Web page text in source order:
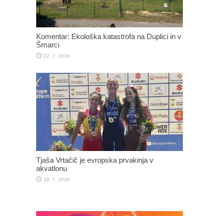
Komentar: Ekološka katastrofa na Duplici in v
Šmarci
22. 7. 2026
Tjaša Vrtačič je evropska prvakinja v
akvatlonu
19. 7. 2026